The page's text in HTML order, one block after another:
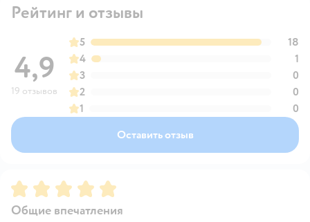
Рейтинг и отзывы
4,9
19 отзывов
5
18
4
1
3
0
2
0
1
0
Оставить отзыв
Рейтинг:5
Общие впечатления